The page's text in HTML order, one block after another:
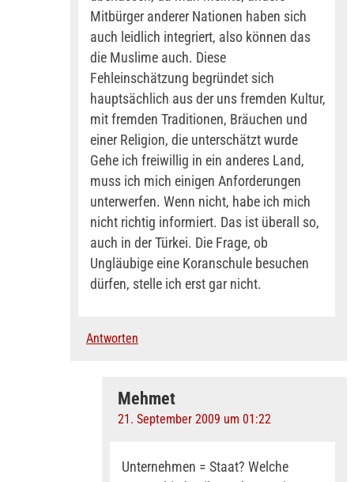
Mitbürger anderer Nationen haben sich
auch leidlich integriert, also können das
die Muslime auch. Diese
Fehleinschätzung begründet sich
hauptsächlich aus der uns fremden Kultur,
mit fremden Traditionen, Bräuchen und
einer Religion, die unterschätzt wurde
Gehe ich freiwillig in ein anderes Land,
muss ich mich einigen Anforderungen
unterwerfen. Wenn nicht, habe ich mich
nicht richtig informiert. Das ist überall so,
auch in der Türkei. Die Frage, ob
Ungläubige eine Koranschule besuchen
dürfen, stelle ich erst gar nicht.
Antworten
Mehmet
21. September 2009 um 01:22
Unternehmen = Staat? Welche